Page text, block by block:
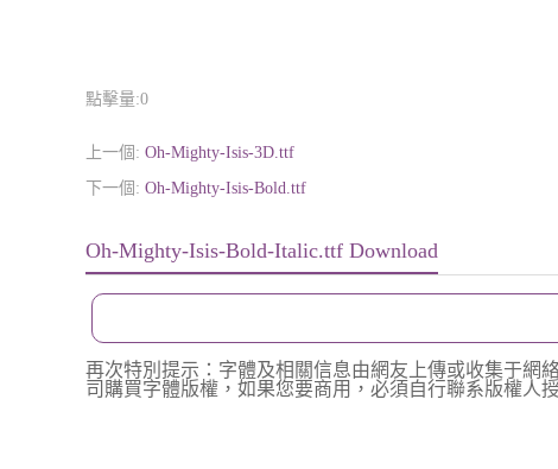
點擊量:0
上一個: Oh-Mighty-Isis-3D.ttf
下一個: Oh-Mighty-Isis-Bold.ttf
Oh-Mighty-Isis-Bold-Italic.ttf Download
再次特別提示：字體及相關信息由網友上傳或收集于網
司購買字體版權，如果您要商用，必須自行聯系版權人